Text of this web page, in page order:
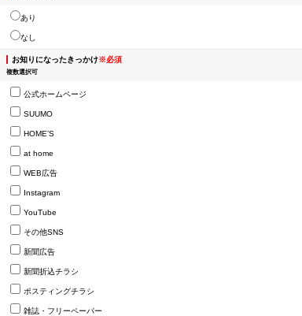
あり
なし
お知りになったきっかけ※必須
複数選択可
公式ホームページ
SUUMO
HOME’S
at home
WEB広告
Instagram
YouTube
その他SNS
新聞広告
新聞折込チラシ
ポスティングチラシ
雑誌・フリーペーパー